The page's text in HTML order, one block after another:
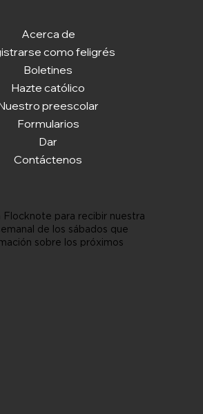
Acerca de
como feligrés
Boletines
Hazte católico
preescolar
Formularios
Dar
Contáctenos
Flocknote para recibir nuestra
de los sábados que
sobre los próximos